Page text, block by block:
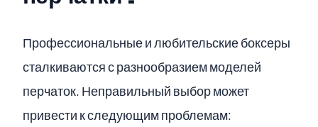
Профессиональные и любительские боксеры
сталкиваются с разнообразием моделей
перчаток. Неправильный выбор может
привести к следующим проблемам: